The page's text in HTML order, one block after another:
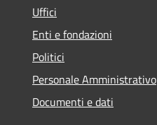
Uffici
Enti e fondazioni
Politici
Personale Amministrativo
Documenti e dati